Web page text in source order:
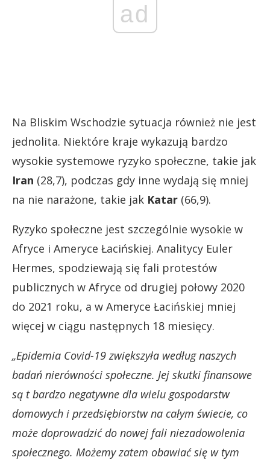
ad
Na Bliskim Wschodzie sytuacja również nie jest
jednolita. Niektóre kraje wykazują bardzo
wysokie systemowe ryzyko społeczne, takie jak
Iran (28,7), podczas gdy inne wydają się mniej
na nie narażone, takie jak Katar (66,9).
Ryzyko społeczne jest szczególnie wysokie w
Afryce i Ameryce Łacińskiej. Analitycy Euler
Hermes, spodziewają się fali protestów
publicznych w Afryce od drugiej połowy 2020
do 2021 roku, a w Ameryce Łacińskiej mniej
więcej w ciągu następnych 18 miesięcy.
„Epidemia Covid-19 zwiększyła według naszych
badań nierówności społeczne. Jej skutki finansowe
są t bardzo negatywne dla wielu gospodarstw
domowych i przedsiębiorstw na całym świecie, co
może doprowadzić do nowej fali niezadowolenia
społecznego. Możemy zatem obawiać się w tym